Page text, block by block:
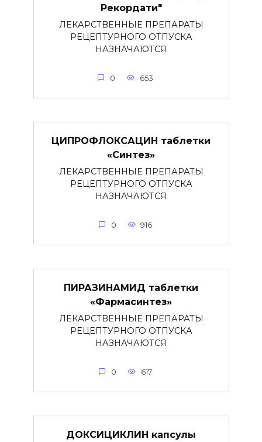
Рекордати"
ЛЕКАРСТВЕННЫЕ ПРЕПАРАТЫ
РЕЦЕПТУРНОГО ОТПУСКА
НАЗНАЧАЮТСЯ
0 653
ЦИПРОФЛОКСАЦИН таблетки
«Синтез»
ЛЕКАРСТВЕННЫЕ ПРЕПАРАТЫ
РЕЦЕПТУРНОГО ОТПУСКА
НАЗНАЧАЮТСЯ
0 916
ПИРАЗИНАМИД таблетки
«Фармасинтез»
ЛЕКАРСТВЕННЫЕ ПРЕПАРАТЫ
РЕЦЕПТУРНОГО ОТПУСКА
НАЗНАЧАЮТСЯ
0 617
ДОКСИЦИКЛИН капсулы